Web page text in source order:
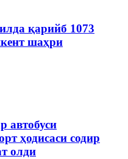
қарийб 1073
шаҳри
автобуси
ҳодисаси содир
олди